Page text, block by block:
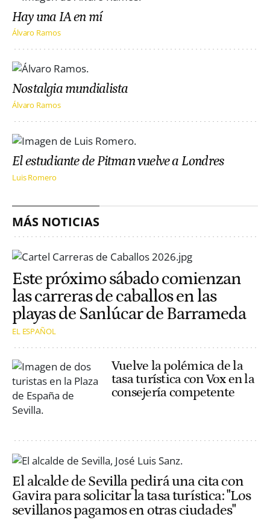
Hay una IA en mí
Álvaro Ramos
Nostalgia mundialista
Álvaro Ramos
El estudiante de Pitman vuelve a Londres
Luis Romero
MÁS NOTICIAS
Este próximo sábado comienzan
las carreras de caballos en las
playas de Sanlúcar de Barrameda
EL ESPAÑOL
Vuelve la polémica de la
tasa turística con Vox en la
consejería competente
El alcalde de Sevilla pedirá una cita con
Gavira para solicitar la tasa turística: "Los
sevillanos pagamos en otras ciudades"